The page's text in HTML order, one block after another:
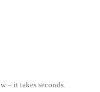
– it takes seconds.